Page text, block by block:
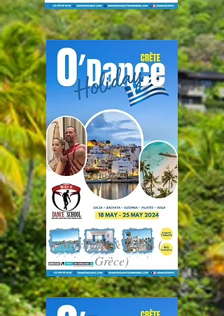
Marilena & Robin (
Grèce)